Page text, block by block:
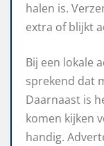
halen is.
extra of blijkt
Bij een lokale
sprekend dat
Daarnaast is
komen kijken
handig.